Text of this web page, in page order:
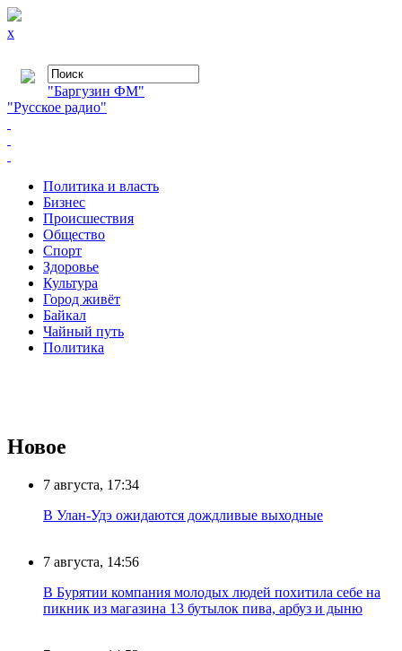
x
"Баргузин ФМ"
"Русское радио"
Политика и власть
Бизнес
Происшествия
Общество
Cпорт
Здоровье
Культура
Город живёт
Байкал
Чайный путь
Политика
Новое
7 августа, 17:34
В Улан-Удэ ожидаются дождливые выходные
7 августа, 14:56
В Бурятии компания молодых людей похитила себе на
пикник из магазина 13 бутылок пива, арбуз и дыню